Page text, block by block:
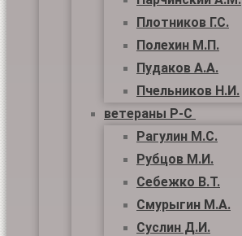
Плотников Г.С.
Полехин М.П.
Пудаков А.А.
Пчельников Н.И.
ветераны Р-С
Рагулин М.С.
Рубцов М.И.
Себежко В.Т.
Смурыгин М.А.
Суслин Д.И.